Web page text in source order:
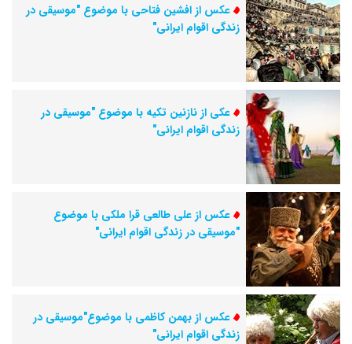
عکس از افشین فتاحی با موضوع "موسیقی در
زندگی اقوام ایرانی"
عکی از نازنین تکیه با موضوع "موسیقی در
زندگی اقوام ایرانی"
عکس از علی طالعی قرا ملکی با موضوع
"موسیقی در زندگی اقوام ایرانی"
عکس از بهمن کاظمی با موضوع"موسیقی در
زندگی اقوام ایرانی"